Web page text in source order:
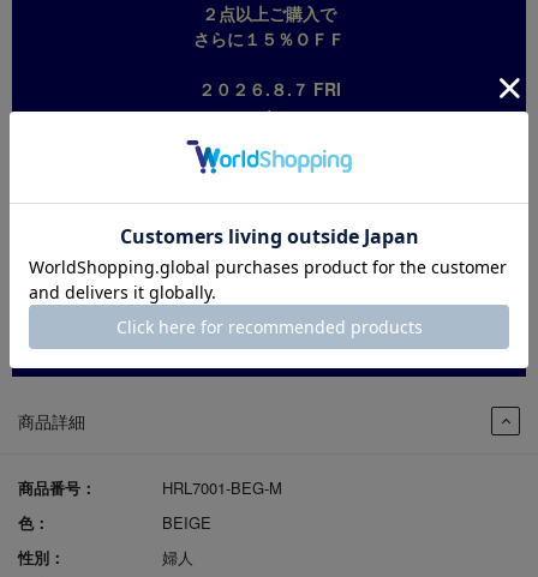
商品詳細
商品番号：
HRL7001-BEG-M
色：
BEIGE
性別：
婦人
２点以上ご購入で
さらに１５％ＯＦＦ
２０２６.８.７ FRI
↓
２０２６.８.１９ WED
必要ございません。
※対象外商品の同時ご購入は
可能ですが割引は対象外です。
※一部返品により１点のご購入になった場合、
割引は取消になります。